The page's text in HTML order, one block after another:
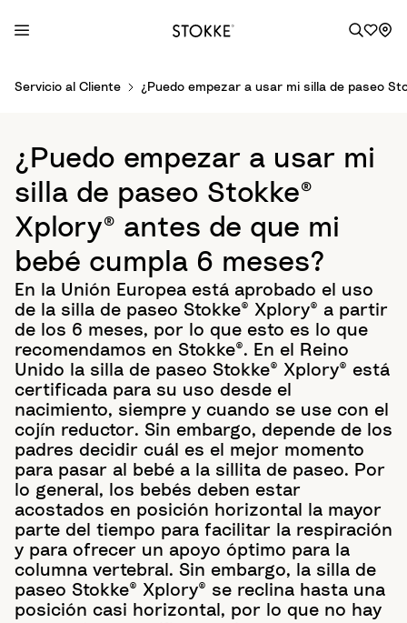
Servicio al Cliente ¿Puedo empezar a usar mi silla de paseo
¿Puedo empezar a usar mi
silla de paseo Stokke®
Xplory® antes de que mi
bebé cumpla 6 meses?
En la Unión Europea está aprobado el uso
de la silla de paseo Stokke® Xplory® a partir
de los 6 meses, por lo que esto es lo que
recomendamos en Stokke®. En el Reino
Unido la silla de paseo Stokke® Xplory® está
certificada para su uso desde el
nacimiento, siempre y cuando se use con el
cojín reductor. Sin embargo, depende de los
padres decidir cuál es el mejor momento
para pasar al bebé a la sillita de paseo. Por
lo general, los bebés deben estar
acostados en posición horizontal la mayor
parte del tiempo para facilitar la respiración
y para ofrecer un apoyo óptimo para la
columna vertebral. Sin embargo, la silla de
paseo Stokke® Xplory® se reclina hasta una
posición casi horizontal, por lo que no hay